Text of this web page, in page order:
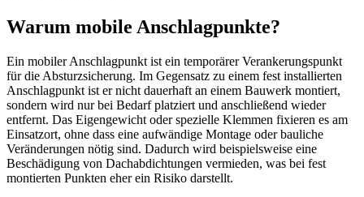
Warum mobile Anschlagpunkte?
Ein mobiler Anschlagpunkt ist ein temporärer Verankerungspunkt
für die Absturzsicherung. Im Gegensatz zu einem fest installierten
Anschlagpunkt ist er nicht dauerhaft an einem Bauwerk montiert,
sondern wird nur bei Bedarf platziert und anschließend wieder
entfernt. Das Eigengewicht oder spezielle Klemmen fixieren es am
Einsatzort, ohne dass eine aufwändige Montage oder bauliche
Veränderungen nötig sind. Dadurch wird beispielsweise eine
Beschädigung von Dachabdichtungen vermieden, was bei fest
montierten Punkten eher ein Risiko darstellt.